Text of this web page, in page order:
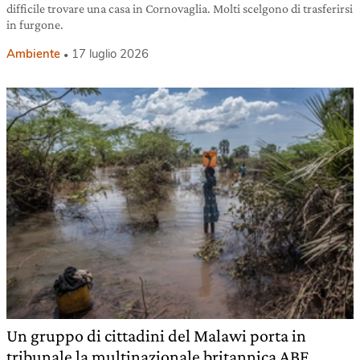
difficile trovare una casa in Cornovaglia. Molti scelgono di trasferirsi
in furgone.
Ambiente 17 luglio 2026
Un gruppo di cittadini del Malawi porta in